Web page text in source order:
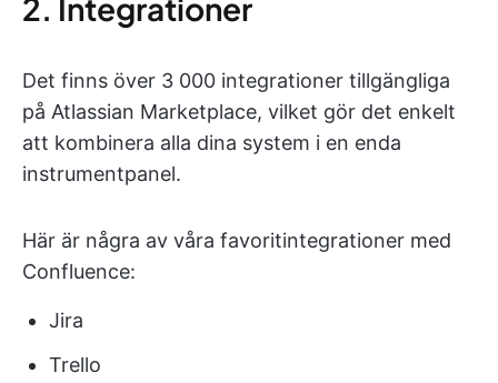
2. Integrationer
Det finns över 3 000 integrationer tillgängliga
på Atlassian Marketplace, vilket gör det enkelt
att kombinera alla dina system i en enda
instrumentpanel.
Här är några av våra favoritintegrationer med
Confluence:
Jira
Trello